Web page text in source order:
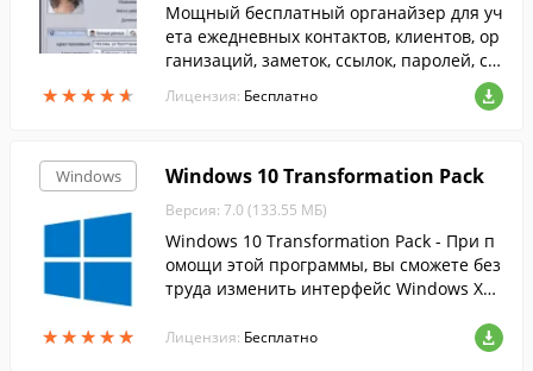
★★★★★
★★★★★
Мощный бесплатный органайзер для уч
ета ежедневных контактов, клиентов, ор
ганизаций, заметок, ссылок, паролей, со
бытий. Удобный планировщик задач с н
апоминанием, быстрый поиск по базе и
Лицензия: Бесплатно
Windows
★★★★★
★★★★★
Windows 10 Transformation Pack
Версия: 7.0 (133.55 МБ)
Windows 10 Transformation Pack - При п
омощи этой программы, вы сможете без
труда изменить интерфейс Windows XP,
нтерфейс десятки.
Лицензия: Бесплатно